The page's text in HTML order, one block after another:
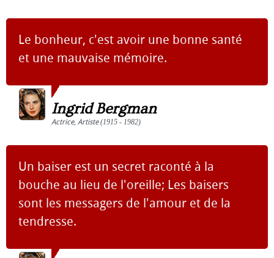
Le bonheur, c'est avoir une bonne santé
et une mauvaise mémoire.
Ingrid Bergman
Actrice, Artiste(1915 - 1982)
Un baiser est un secret raconté à la
bouche au lieu de l'oreille; Les baisers
sont les messagers de l'amour et de la
tendresse.